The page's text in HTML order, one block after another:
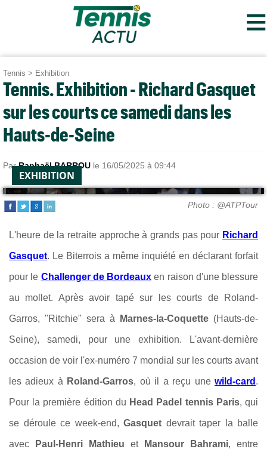
≡
Tennis > Exhibition
Tennis. Exhibition - Richard Gasquet
sur les courts ce samedi dans les
Hauts-de-Seine
ParRaphaël BARROU le 16/05/2025 à 09:44
EXHIBITION
Photo : @ATPTour
L'heure de la retraite approche à grands pas pour Richard
Gasquet. Le Biterrois a même inquiété en déclarant forfait
pour le Challenger de Bordeaux en raison d'une blessure
au mollet. Après avoir tapé sur les courts de Roland-
Garros, "Ritchie" sera à Marnes-la-Coquette (Hauts-de-
Seine), samedi, pour une exhibition. L'avant-dernière
occasion de voir l'ex-numéro 7 mondial sur les courts avant
les adieux à Roland-Garros, où il a reçu unewild-card .
Pour la première édition du Head Padel tennis Paris, qui
se déroule ce week-end, Gasquet devrait taper la balle
avec Paul-Henri Mathieu et Mansour Bahrami, entre